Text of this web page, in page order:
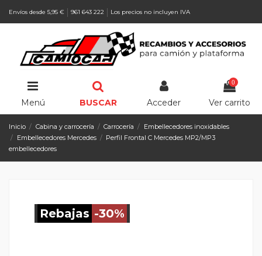
Envíos desde 5,95 € 961 643 222 Los precios no incluyen IVA
Menú BUSCAR Acceder
0
Ver carrito
Inicio Cabina y carrocería Carrocería
Embellecedores inoxidables
Embellecedores Mercedes
Perfil Frontal C Mercedes MP2/MP3
embellecedores
Rebajas -30%